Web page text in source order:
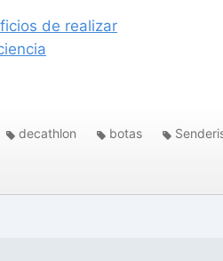
de realizar
decathlon botas